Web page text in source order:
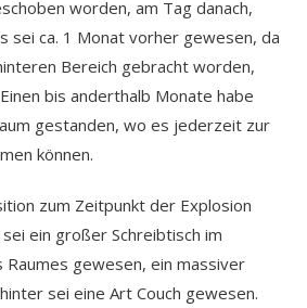
worden, am Tag danach,
sei ca. 1 Monat vorher gewesen, da
Bereich gebracht worden,
bis anderthalb Monate habe
gestanden, wo es jederzeit zur
können.
zum Zeitpunkt der Explosion
ein großer Schreibtisch im
gewesen, ein massiver
sei eine Art Couch gewesen.